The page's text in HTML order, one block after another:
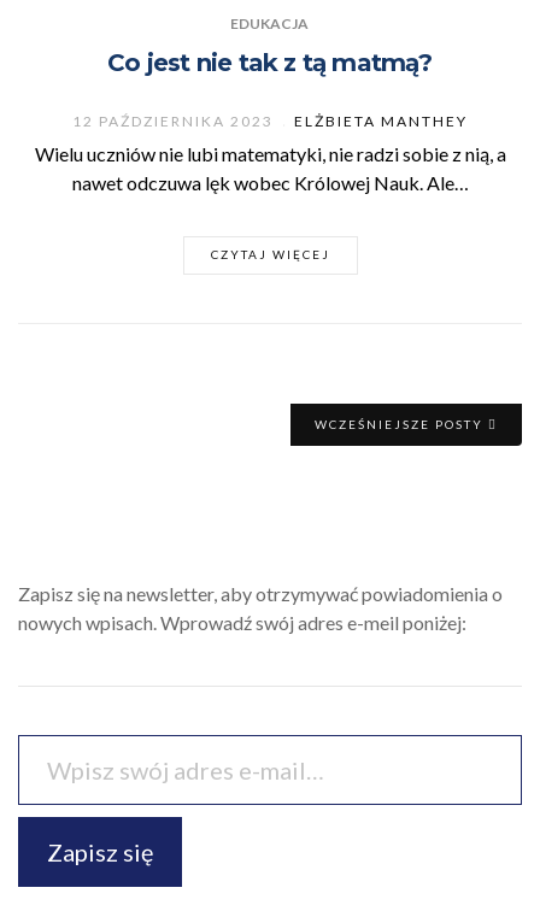
EDUKACJA
Co jest nie tak z tą matmą?
12 PAŹDZIERNIKA 2023 ELŻBIETA MANTHEY
Wielu uczniów nie lubi matematyki, nie radzi sobie z nią, a
nawet odczuwa lęk wobec Królowej Nauk. Ale…
CZYTAJ WIĘCEJ
WCZEŚNIEJSZE POSTY
Zapisz się na newsletter, aby otrzymywać powiadomienia o
nowych wpisach. Wprowadź swój adres e-meil poniżej:
Zapisz się